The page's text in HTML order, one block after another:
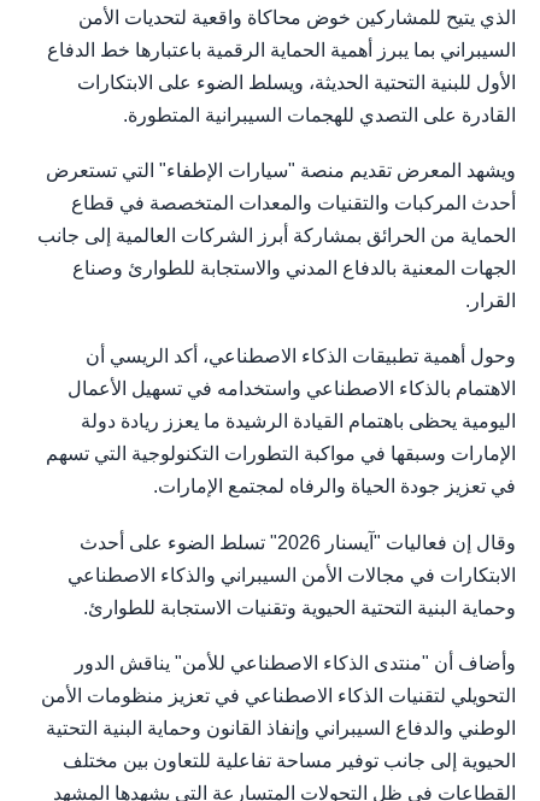
الذي يتيح للمشاركين خوض محاكاة واقعية لتحديات الأمن
السيبراني بما يبرز أهمية الحماية الرقمية باعتبارها خط الدفاع
الأول للبنية التحتية الحديثة، ويسلط الضوء على الابتكارات
القادرة على التصدي للهجمات السيبرانية المتطورة.
ويشهد المعرض تقديم منصة "سيارات الإطفاء" التي تستعرض
أحدث المركبات والتقنيات والمعدات المتخصصة في قطاع
الحماية من الحرائق بمشاركة أبرز الشركات العالمية إلى جانب
الجهات المعنية بالدفاع المدني والاستجابة للطوارئ وصناع
القرار.
وحول أهمية تطبيقات الذكاء الاصطناعي، أكد الريسي أن
الاهتمام بالذكاء الاصطناعي واستخدامه في تسهيل الأعمال
اليومية يحظى باهتمام القيادة الرشيدة ما يعزز ريادة دولة
الإمارات وسبقها في مواكبة التطورات التكنولوجية التي تسهم
في تعزيز جودة الحياة والرفاه لمجتمع الإمارات.
وقال إن فعاليات "آيسنار 2026" تسلط الضوء على أحدث
الابتكارات في مجالات الأمن السيبراني والذكاء الاصطناعي
وحماية البنية التحتية الحيوية وتقنيات الاستجابة للطوارئ.
وأضاف أن "منتدى الذكاء الاصطناعي للأمن" يناقش الدور
التحويلي لتقنيات الذكاء الاصطناعي في تعزيز منظومات الأمن
الوطني والدفاع السيبراني وإنفاذ القانون وحماية البنية التحتية
الحيوية إلى جانب توفير مساحة تفاعلية للتعاون بين مختلف
القطاعات في ظل التحولات المتسارعة التي يشهدها المشهد